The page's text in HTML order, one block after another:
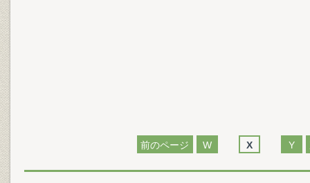
前のページ W X Y